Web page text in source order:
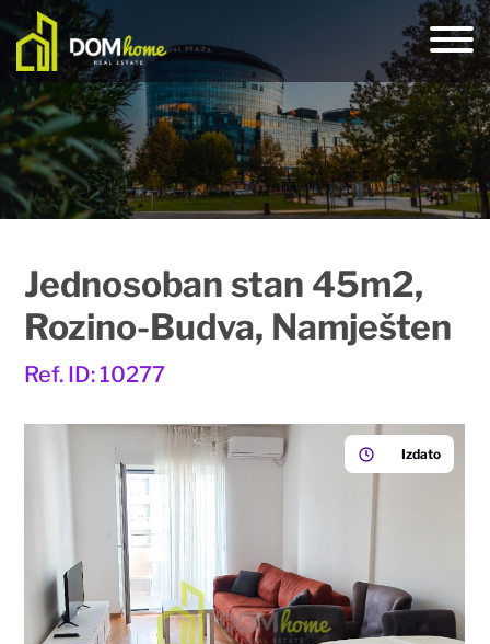
Jednosoban stan 45m2,
Rozino-Budva, Namješten
Ref. ID: 10277
Izdato